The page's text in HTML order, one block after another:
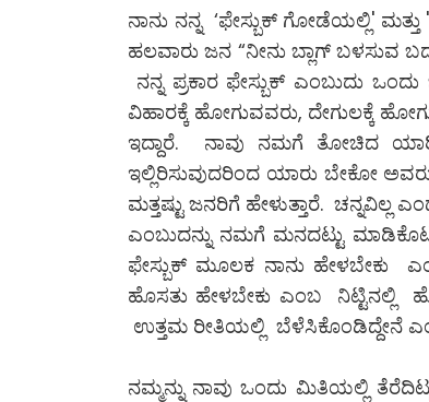
ನಾನು ನನ್ನ ‘ಫೇಸ್ಬುಕ್ ಗೋಡೆಯಲ್ಲಿ'
ಹಲವಾರು ಜನ “ನೀನು ಬ್ಲಾಗ್ ಬಳಸುವ
ನನ್ನ ಪ್ರಕಾರ ಫೇಸ್ಬುಕ್ ಎಂಬುದು
ವಿಹಾರಕ್ಕೆ ಹೋಗುವವರು, ದೇಗುಲಕ್ಕೆ
ಇದ್ದಾರೆ. ನಾವು ನಮಗೆ ತೋಚಿದ
ಇಲ್ಲಿರಿಸುವುದರಿಂದ ಯಾರು ಬೇಕೋ
ಮತ್ತಷ್ಟು ಜನರಿಗೆ ಹೇಳುತ್ತಾರೆ. ಚನ್ನವಿಲ್ಲ
ಎಂಬುದನ್ನು ನಮಗೆ ಮನದಟ್ಟು
ಫೇಸ್ಬುಕ್ ಮೂಲಕ ನಾನು ಹೇಳಬೇಕು
ಹೊಸತು ಹೇಳಬೇಕು ಎಂಬ ನಿಟ್ಟಿನಲ್ಲಿ
ಉತ್ತಮ ರೀತಿಯಲ್ಲಿ ಬೆಳೆಸಿಕೊಂಡಿದ್ದೇನೆ
ನಮ್ಮನ್ನು ನಾವು ಒಂದು ಮಿತಿಯಲ್ಲಿ